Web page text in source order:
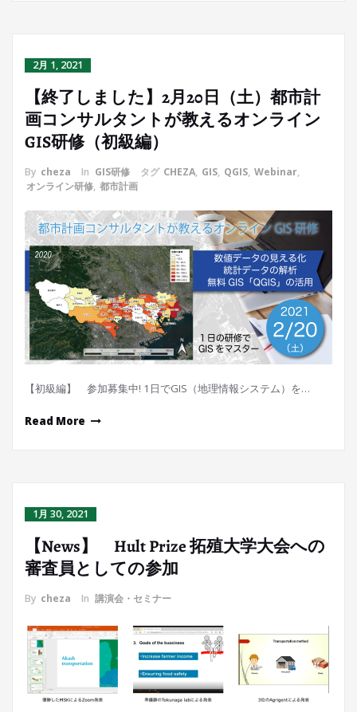
2月 1, 2021
【終了しました】2月20日（土）都市計
画コンサルタントが教えるオンライン
GIS研修（初級編）
By cheza In GIS研修 タグ CHEZA, GIS, QGIS, Webinar,
オンライン研修, 都市計画
【初級編】 参加募集中! 1日でGIS（地理情報システム）を…
Read More
1月 30, 2021
【News】 Hult Prize 拓殖大学大会への
審査員としての参加
By cheza In 講演会・セミナー